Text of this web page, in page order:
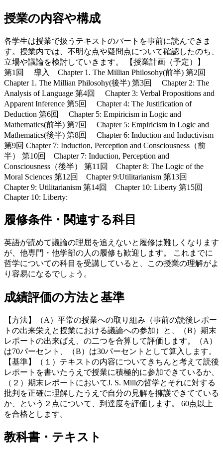
授業の内容や構成
各学生は授業で扱うテキストのパートを事前に読んできま
す。授業内では、不明な点や疑問点について確認したのち、
立場や議論を検討していきます。 【授業計画（予定）】
第1回 導入 Chapter 1. The Millian Philosohy(前半) 第2回
Chapter 1. The Millian Philosohy(後半) 第3回 Chapter 2: The
Analysis of Language 第4回 Chapter 3: Verbal Propositions and
Apparent Inference 第5回 Chapter 4: The Justification of
Deduction 第6回 Chapter 5: Empiricism in Logic and
Mathematics(前半) 第7回 Chapter 5: Empiricism in Logic and
Mathematics(後半) 第8回 Chapter 6: Induction and Inductivism
第9回 Chapter 7: Induction, Perception and Consciousness（前
半） 第10回 Chapter 7: Induction, Perception and
Consciousness（後半） 第11回 Chapter 8: The Logic of the
Moral Sciences 第12回 Chapter 9:Utilitarianism 第13回
Chapter 9: Utilitarianism 第14回 Chapter 10: Liberty 第15回
Chapter 10: Liberty:
履修条件・関連する科目
英語が読めて議論の理屈を追えないと履修は難しくなります
が、他専門・他学部の人の履修も歓迎します。 これまでに
哲学についての科目を受講していると、この授業の理解がよ
り容易になるでしょう。
成績評価の方法と基準
【方法】（A）平常の授業への取り組み（事前の読後レポー
トの出来栄えと授業における議論への参加）と、（B）期末
レポートの出来ばえ、の二つを合算して評価します。（A）
は70パーセント、（B）は30パーセントとして算入します。
【基準】（１）テキストの内容についてきちんと考えて読後
レポートを書いたうえで授業に積極的に参加できているか、
（２）期末レポートにおいてJ. S. Millの哲学とそれに対する
批判を正確に理解したうえで自分の見解を擁護できてている
か、という２点について、到達度を評価します。 60点以上
を合格とします。
教科書・テキスト